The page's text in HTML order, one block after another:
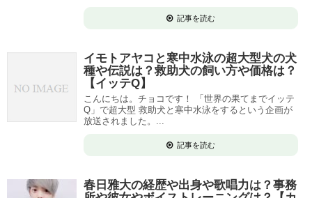
記事を読む
イモトアヤコと寒中水泳の超大型犬の犬
種や伝説は？救助犬の飼い方や価格は？
【イッテQ】
こんにちは。チョコです！ 「世界の果てまでイッテ
Q」で超大型 救助犬と寒中水泳をするという企画が
放送されました。...
記事を読む
春日雅大の経歴や出身や歌唱力は？事務